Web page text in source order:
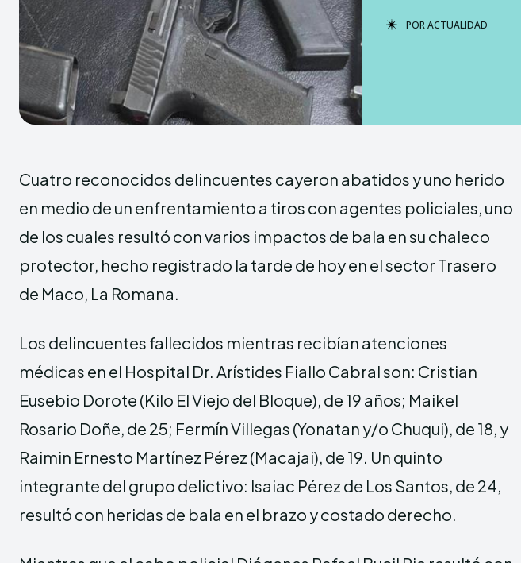
PORACTUALIDAD
Cuatro reconocidos delincuentes cayeron abatidos y uno herido
en medio de un enfrentamiento a tiros con agentes policiales, uno
de los cuales resultó con varios impactos de bala en su chaleco
protector, hecho registrado la tarde de hoy en el sector Trasero
de Maco, La Romana.
Los delincuentes fallecidos mientras recibían atenciones
médicas en el Hospital Dr. Arístides Fiallo Cabral son: Cristian
Eusebio Dorote (Kilo El Viejo del Bloque), de 19 años; Maikel
Rosario Doñe, de 25; Fermín Villegas (Yonatan y/o Chuqui), de 18, y
Raimin Ernesto Martínez Pérez (Macajai), de 19. Un quinto
integrante del grupo delictivo: Isaiac Pérez de Los Santos, de 24,
resultó con heridas de bala en el brazo y costado derecho.